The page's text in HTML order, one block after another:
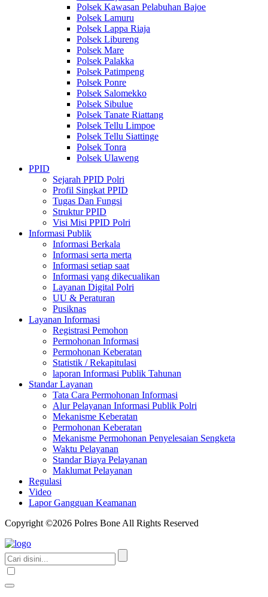
Polsek Kawasan Pelabuhan Bajoe
Polsek Lamuru
Polsek Lappa Riaja
Polsek Libureng
Polsek Mare
Polsek Palakka
Polsek Patimpeng
Polsek Ponre
Polsek Salomekko
Polsek Sibulue
Polsek Tanate Riattang
Polsek Tellu Limpoe
Polsek Tellu Siattinge
Polsek Tonra
Polsek Ulaweng
PPID
Sejarah PPID Polri
Profil Singkat PPID
Tugas Dan Fungsi
Struktur PPID
Visi Misi PPID Polri
Informasi Publik
Informasi Berkala
Informasi serta merta
Informasi setiap saat
Informasi yang dikecualikan
Layanan Digital Polri
UU & Peraturan
Pusiknas
Layanan Informasi
Registrasi Pemohon
Permohonan Informasi
Permohonan Keberatan
Statistik / Rekapitulasi
laporan Informasi Publik Tahunan
Standar Layanan
Tata Cara Permohonan Informasi
Alur Pelayanan Informasi Publik Polri
Mekanisme Keberatan
Permohonan Keberatan
Mekanisme Permohonan Penyelesaian Sengketa
Waktu Pelayanan
Standar Biaya Pelayanan
Maklumat Pelayanan
Regulasi
Video
Lapor Gangguan Keamanan
Copyright ©2026 Polres Bone All Rights Reserved